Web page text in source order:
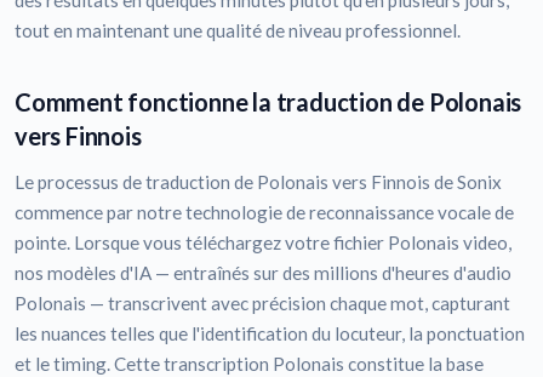
tout en maintenant une qualité de niveau professionnel.
Comment fonctionne la traduction de Polonais
vers Finnois
Le processus de traduction de Polonais vers Finnois de Sonix
commence par notre technologie de reconnaissance vocale de
pointe. Lorsque vous téléchargez votre fichier Polonais video,
nos modèles d'IA — entraînés sur des millions d'heures d'audio
Polonais — transcrivent avec précision chaque mot, capturant
les nuances telles que l'identification du locuteur, la ponctuation
et le timing. Cette transcription Polonais constitue la base